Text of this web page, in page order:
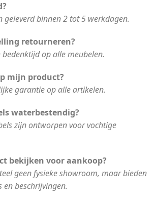
geleverd binnen 2 tot 5 werkdagen.
retourneren?
bedenktijd op alle meubelen.
mijn product?
garantie op alle artikelen.
waterbestendig?
zijn ontworpen voor vochtige
bekijken voor aankoop?
geen fysieke showroom, maar bieden
en beschrijvingen.